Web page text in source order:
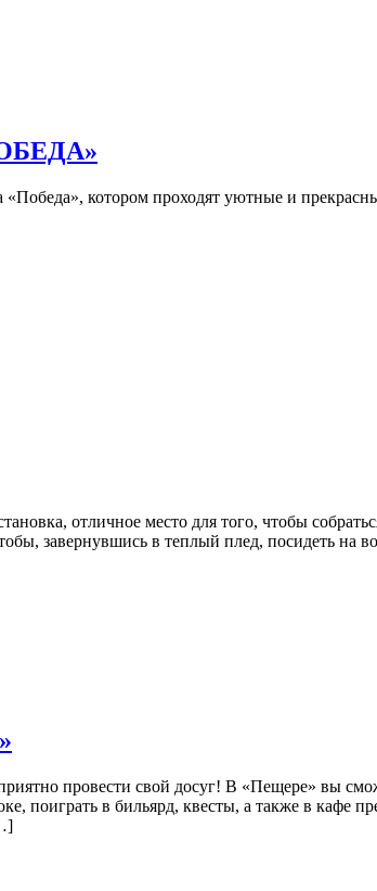
«Победа», котором проходят уютные и
отличное место для того, чтобы
завернувшись в теплый плед, посидеть на
провести свой досуг! В «Пещере» вы
поиграть в бильярд, квесты, а также в кафе